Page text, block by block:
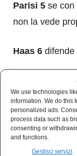
We use technologies
information. We do this
personalized ads.
process data such as
consenting or
and functions.
Gestisci servizi
Parisi 5 se con
non la vede
Haas 6 difende
alla sua
Bandinelli 6
proporsi in